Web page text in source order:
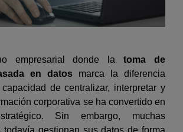
empresarial donde latoma de
en datos marca la diferencia
de centralizar, interpretar y
corporativa se ha convertido en
Sin embargo, muchas
todavía gestionan sus datos de forma